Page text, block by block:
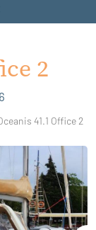
2
41.1 Office 2